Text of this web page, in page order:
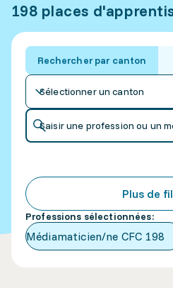
198 places
Rechercher par canton
Sélectionner un canton
Saisir une profession ou un
Plus de
Professions sélectionnées:
Médiamaticien/ne CFC 198